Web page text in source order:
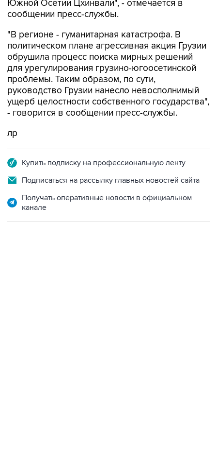
"В регионе - гуманитарная катастрофа. В
обрушила процесс поиска мирных решений
для урегулирования грузино-югоосетинской
проблемы. Таким образом, по сути,
руководство Грузии нанесло невосполнимый
ущерб целостности собственного государства",
- говорится в сообщении пресс-службы.
лр
Подписаться на рассылку главных новостей сайта
Получать оперативные новости в официальном